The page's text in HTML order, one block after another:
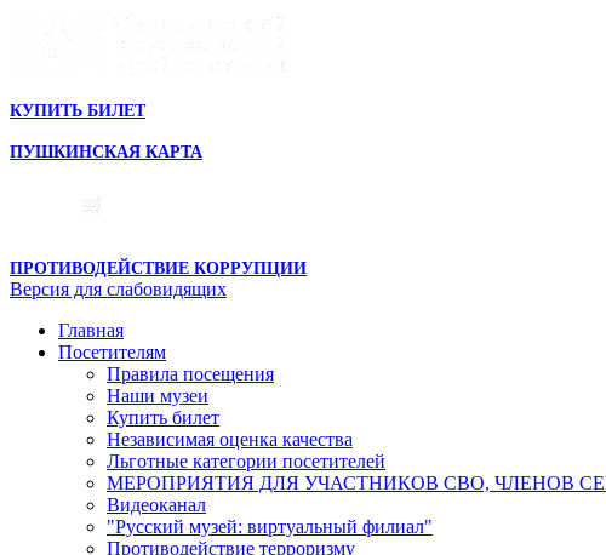
КУПИТЬ БИЛЕТ
ПУШКИНСКАЯ КАРТА
ПРОТИВОДЕЙСТВИЕ КОРРУПЦИИ
Версия для слабовидящих
Главная
Посетителям
Правила посещения
Наши музеи
Купить билет
Независимая оценка качества
Льготные категории посетителей
МЕРОПРИЯТИЯ ДЛЯ УЧАСТНИКОВ СВО, ЧЛЕНОВ
Видеоканал
"Русский музей: виртуальный филиал"
Противодействие терроризму